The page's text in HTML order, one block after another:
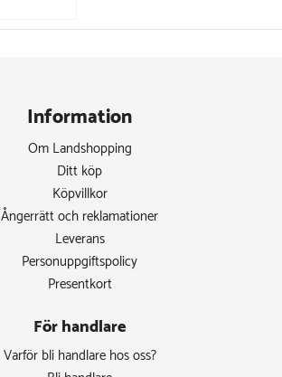
Information
Om Landshopping
Ditt köp
Köpvillkor
Ångerrätt och reklamationer
Leverans
Personuppgiftspolicy
Presentkort
För handlare
Varför bli handlare hos oss?